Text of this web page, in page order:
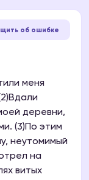
об ошибке
меня
деревни,
(3)По этим
неутомимый
на
витых